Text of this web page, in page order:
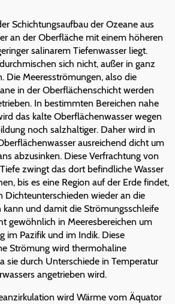
Schichtungsaufbau der Ozeane aus
an der Oberfläche mit einem höheren
salinarem Tiefenwasser liegt.
sich nicht, außer in ganz
Die Meeresströmungen, also die
in der Oberflächenschicht werden
In bestimmten Bereichen nahe
das kalte Oberflächenwasser wegen
noch salzhaltiger. Daher wird in
ausreichend dicht um
abzusinken. Diese Verfrachtung von
zwingt das dort befindliche Wasser
bis es eine Region auf der Erde findet,
Dichteunterschieden wieder an die
kann und damit die Strömungsschleife
gewöhnlich in Meeresbereichen um
im Pazifik und im Indik. Diese
Strömung wird thermohaline
sie durch Unterschiede in Temperatur
angetrieben wird.
wird Wärme vom Äquator